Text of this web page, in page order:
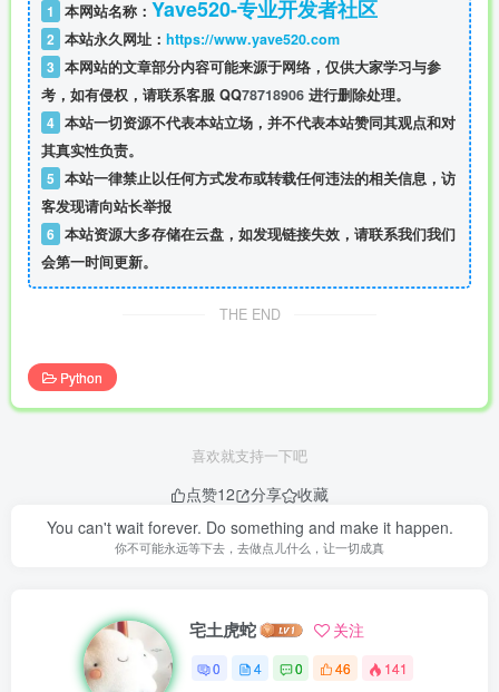
1 本网站名称： Yave520-专业开发者社区
2 本站永久网址： https://www.yave520.com
3 本网站的文章部分内容可能来源于网络，仅供大家学习与参
考，如有侵权，请联系客服 QQ78718906 进行删除处理。
4 本站一切资源不代表本站立场，并不代表本站赞同其观点和对
其真实性负责。
5 本站一律禁止以任何方式发布或转载任何违法的相关信息，访
客发现请向站长举报
6 本站资源大多存储在云盘，如发现链接失效，请联系我们我们
会第一时间更新。
THE END
Python
喜欢就支持一下吧
点赞12 分享
收藏
You can't wait forever. Do something and make it happen.
你不可能永远等下去，去做点儿什么，让一切成真
宅土虎蛇 关注
0 4 0 46 141